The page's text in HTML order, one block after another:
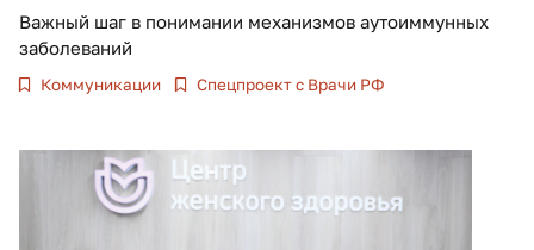
Важный шаг в понимании механизмов аутоиммунных
заболеваний
Коммуникации Спецпроект с Врачи РФ